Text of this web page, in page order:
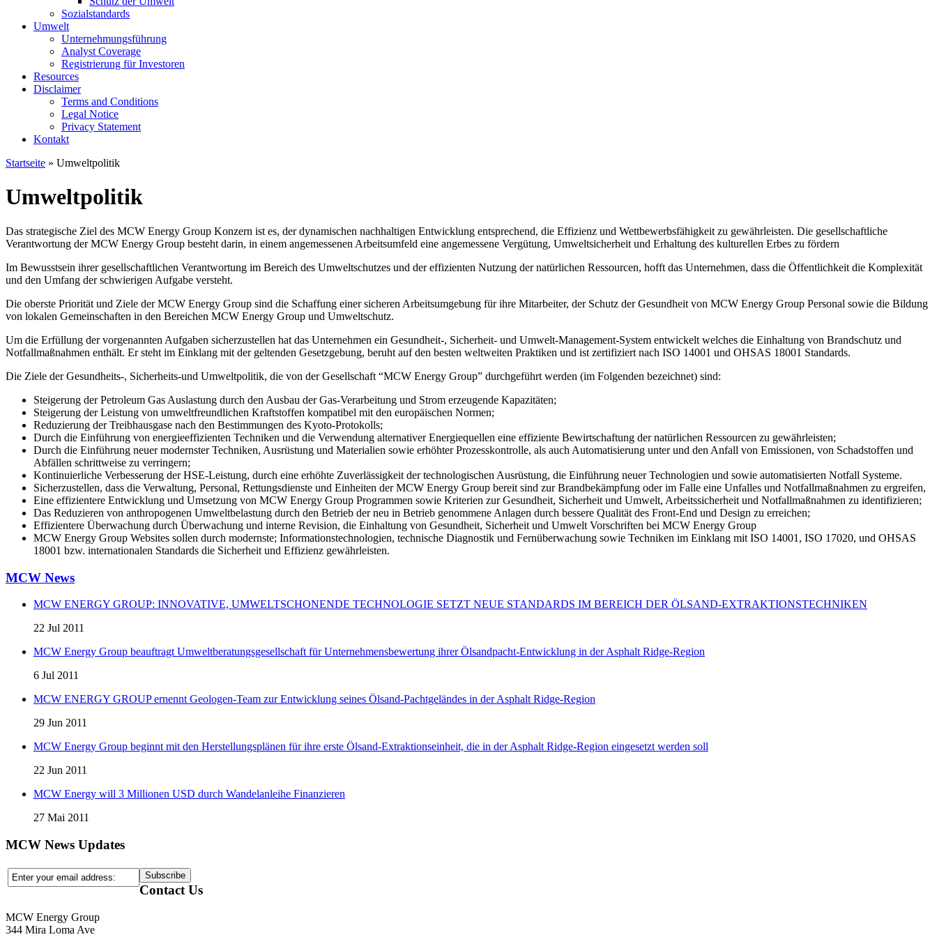
Sozialstandards
Umwelt
Unternehmungsführung
Analyst Coverage
Registrierung für Investoren
Resources
Disclaimer
Terms and Conditions
Legal Notice
Privacy Statement
Kontakt
Startseite » Umweltpolitik
Umweltpolitik
Das strategische Ziel des MCW Energy Group Konzern ist es, der dynamischen nachhaltigen Entwicklung entsprechend, die Effizienz und Wettbewerbsfähigkeit zu gewährleisten. Die gesellschaftliche
Verantwortung der MCW Energy Group besteht darin, in einem angemessenen Arbeitsumfeld eine angemessene Vergütung, Umweltsicherheit und Erhaltung des kulturellen Erbes zu fördern
Im Bewusstsein ihrer gesellschaftlichen Verantwortung im Bereich des Umweltschutzes und der effizienten Nutzung der natürlichen Ressourcen, hofft das Unternehmen, dass die Öffentlichkeit die Komplexität
und den Umfang der schwierigen Aufgabe versteht.
Die oberste Priorität und Ziele der MCW Energy Group sind die Schaffung einer sicheren Arbeitsumgebung für ihre Mitarbeiter, der Schutz der Gesundheit von MCW Energy Group Personal sowie die Bildung
von lokalen Gemeinschaften in den Bereichen MCW Energy Group und Umweltschutz.
Um die Erfüllung der vorgenannten Aufgaben sicherzustellen hat das Unternehmen ein Gesundheit-, Sicherheit- und Umwelt-Management-System entwickelt welches die Einhaltung von Brandschutz und
Notfallmaßnahmen enthält. Er steht im Einklang mit der geltenden Gesetzgebung, beruht auf den besten weltweiten Praktiken und ist zertifiziert nach ISO 14001 und OHSAS 18001 Standards.
Die Ziele der Gesundheits-, Sicherheits-und Umweltpolitik, die von der Gesellschaft “MCW Energy Group” durchgeführt werden (im Folgenden bezeichnet) sind:
Steigerung der Petroleum Gas Auslastung durch den Ausbau der Gas-Verarbeitung und Strom erzeugende Kapazitäten;
Steigerung der Leistung von umweltfreundlichen Kraftstoffen kompatibel mit den europäischen Normen;
Reduzierung der Treibhausgase nach den Bestimmungen des Kyoto-Protokolls;
Durch die Einführung von energieeffizienten Techniken und die Verwendung alternativer Energiequellen eine effiziente Bewirtschaftung der natürlichen Ressourcen zu gewährleisten;
Durch die Einführung neuer modernster Techniken, Ausrüstung und Materialien sowie erhöhter Prozesskontrolle, als auch Automatisierung unter und den Anfall von Emissionen, von Schadstoffen und
Abfällen schrittweise zu verringern;
Kontinuierliche Verbesserung der HSE-Leistung, durch eine erhöhte Zuverlässigkeit der technologischen Ausrüstung, die Einführung neuer Technologien und sowie automatisierten Notfall Systeme.
Sicherzustellen, dass die Verwaltung, Personal, Rettungsdienste und Einheiten der MCW Energy Group bereit sind zur Brandbekämpfung oder im Falle eine Unfalles und Notfallmaßnahmen zu ergreifen,
Eine effizientere Entwicklung und Umsetzung von MCW Energy Group Programmen sowie Kriterien zur Gesundheit, Sicherheit und Umwelt, Arbeitssicherheit und Notfallmaßnahmen zu identifizieren;
Das Reduzieren von anthropogenen Umweltbelastung durch den Betrieb der neu in Betrieb genommene Anlagen durch bessere Qualität des Front-End und Design zu erreichen;
Effizientere Überwachung durch Überwachung und interne Revision, die Einhaltung von Gesundheit, Sicherheit und Umwelt Vorschriften bei MCW Energy Group
MCW Energy Group Websites sollen durch modernste; Informationstechnologien, technische Diagnostik und Fernüberwachung sowie Techniken im Einklang mit ISO 14001, ISO 17020, und OHSAS
18001 bzw. internationalen Standards die Sicherheit und Effizienz gewährleisten.
MCW News
MCW ENERGY GROUP: INNOVATIVE, UMWELTSCHONENDE TECHNOLOGIE SETZT NEUE STANDARDS IM BEREICH DER ÖLSAND-EXTRAKTIONSTECHNIKEN
22 Jul 2011
MCW Energy Group beauftragt Umweltberatungsgesellschaft für Unternehmensbewertung ihrer Ölsandpacht-Entwicklung in der Asphalt Ridge-Region
6 Jul 2011
MCW ENERGY GROUP ernennt Geologen-Team zur Entwicklung seines Ölsand-Pachtgeländes in der Asphalt Ridge-Region
29 Jun 2011
MCW Energy Group beginnt mit den Herstellungsplänen für ihre erste Ölsand-Extraktionseinheit, die in der Asphalt Ridge-Region eingesetzt werden soll
22 Jun 2011
MCW Energy will 3 Millionen USD durch Wandelanleihe Finanzieren
27 Mai 2011
MCW News Updates
Contact Us
MCW Energy Group
344 Mira Loma Ave